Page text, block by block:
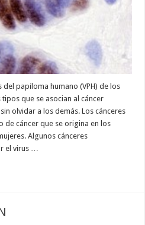
del papiloma humano (VPH) de los
que se asocian al cáncer
olvidar a los demás. Los cánceres
de cáncer que se origina en los
Algunos cánceres
el virus …